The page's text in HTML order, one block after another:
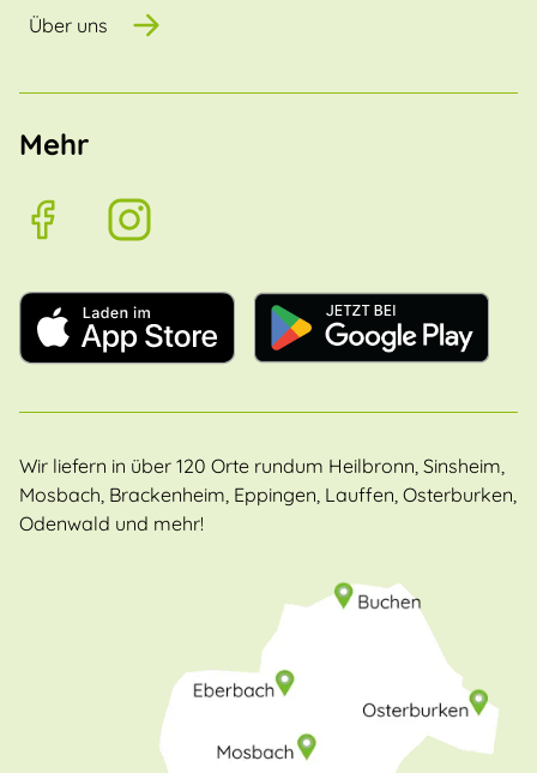
Über uns
Mehr
Wir liefern in über 120 Orte rundum Heilbronn, Sinsheim,
Mosbach, Brackenheim, Eppingen, Lauffen, Osterburken,
Odenwald und mehr!